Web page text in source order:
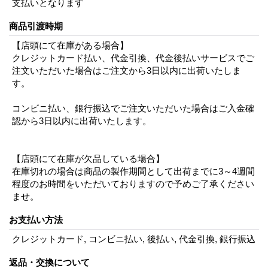
支払いとなります
商品引渡時期
【店頭にて在庫がある場合】
クレジットカード払い、代金引換、代金後払いサービスでご
注文いただいた場合はご注文から3日以内に出荷いたしま
す。
コンビニ払い、銀行振込でご注文いただいた場合はご入金確
認から3日以内に出荷いたします。
【店頭にて在庫が欠品している場合】
在庫切れの場合は商品の製作期間として出荷までに3～4週間
程度のお時間をいただいておりますので予めご了承ください
ませ。
お支払い方法
クレジットカード, コンビニ払い, 後払い, 代金引換, 銀行振込
返品・交換について